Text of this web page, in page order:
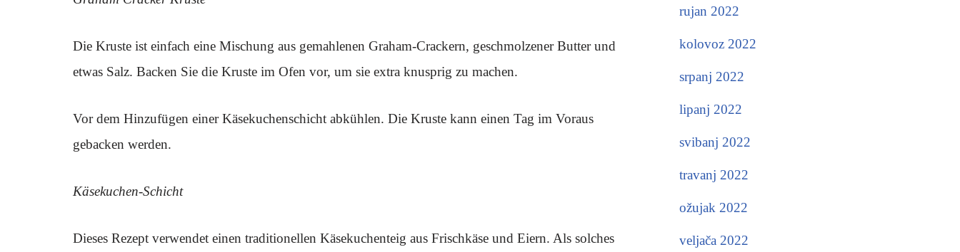
Die Kruste ist einfach eine Mischung aus gemahlenen Graham-Crackern, geschmolzener Butter und
etwas Salz. Backen Sie die Kruste im Ofen vor, um sie extra knusprig zu machen.
Vor dem Hinzufügen einer Käsekuchenschicht abkühlen. Die Kruste kann einen Tag im Voraus
gebacken werden.
Käsekuchen-Schicht
Dieses Rezept verwendet einen traditionellen Käsekuchenteig aus Frischkäse und Eiern. Als solches
rujan 2022
kolovoz 2022
srpanj 2022
lipanj 2022
svibanj 2022
travanj 2022
ožujak 2022
veljača 2022